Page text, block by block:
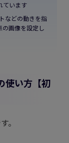
ています
などの動きを指
の画像を設定し
使い方【初
。